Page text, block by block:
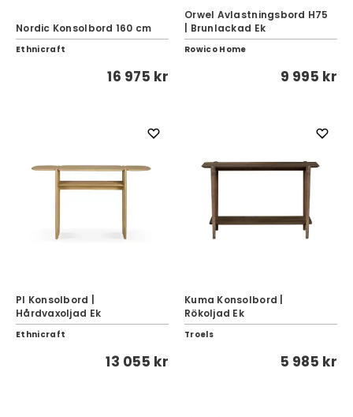
Nordic Konsolbord 160 cm
Ethnicraft
16 975 kr
Orwel Avlastningsbord H75
| Brunlackad Ek
Rowico Home
9 995 kr
PI Konsolbord |
Hårdvaxoljad Ek
Ethnicraft
13 055 kr
Kuma Konsolbord |
Rökoljad Ek
Troels
5 985 kr